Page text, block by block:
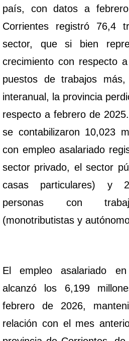
país, con datos a
Corrientes registró 76,4
sector, que si bien
crecimiento con respecto
puestos de trabajos
interanual, la provincia
respecto a febrero de
se contabilizaron 10,023
con empleo asalariado
sector privado, el sector
casas particulares) y
personas con
(monotributistas y
El empleo asalariado
alcanzó los 6,199
febrero de 2026,
relación con el mes